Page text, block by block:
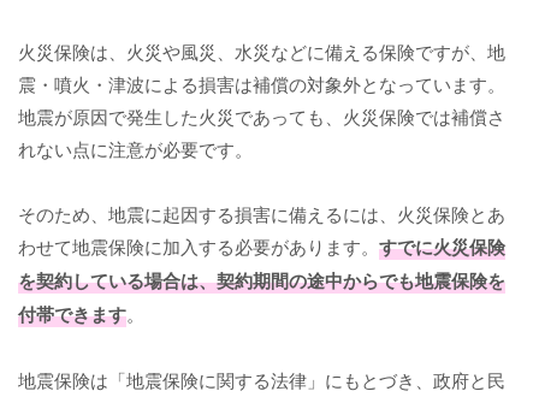
火災保険は、火災や風災、水災などに備える保険ですが、地
震・噴火・津波による損害は補償の対象外となっています。
地震が原因で発生した火災であっても、火災保険では補償さ
れない点に注意が必要です。
そのため、地震に起因する損害に備えるには、火災保険とあ
わせて地震保険に加入する必要があります。 すでに火災保険
を契約している場合は、契約期間の途中からでも地震保険を
付帯できます。
地震保険は「地震保険に関する法律」にもとづき、政府と民